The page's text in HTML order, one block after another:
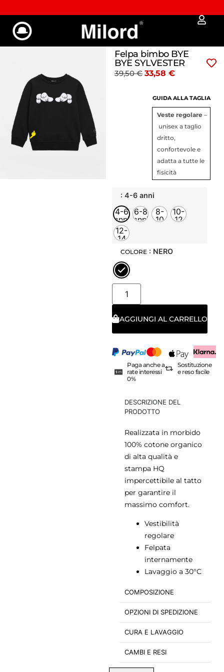
Approfitta dei Saldi | fino al - 40% OFF!
Felpa bimbo BYE
BYE SYLVESTER
39,50€ 33,58 €
GUIDA ALLA TAGLIA
Veste regolare –
unisex a taglio
dritto,
confortevole e
adatta a tutte le
fisicità
: 4-6 anni
4-6
anni
6-8
anni
8-
10
10-
12
12-
14
COLORE : NERO
AGGIUNGI AL CARRELLO
Paga anche a
rate interessi
0%
Sostituzione
e reso facile
DESCRIZIONE DEL
PRODOTTO
Realizzata in morbido
100% cotone organico
di alta qualità e
stampa HQ
impercettibile al tatto
per garantire il
massimo comfort.
Vestibilità
regolare
Felpata
internamente
Lavaggio a 30°C
COMPOSIZIONE
OPZIONI DI SPEDIZIONE
CURA E LAVAGGIO
CAMBI E RESI